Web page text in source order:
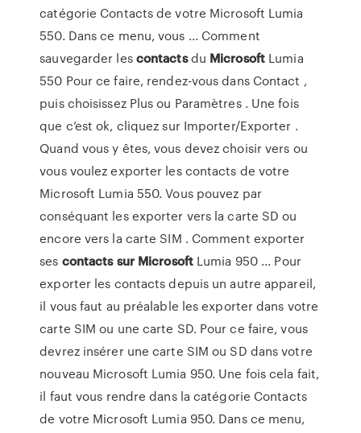
catégorie Contacts de votre Microsoft Lumia
550. Dans ce menu, vous ... Comment
sauvegarder lescontactsdu Microsoft Lumia
550 Pour ce faire, rendez-vous dans Contact ,
puis choisissez Plus ou Paramètres . Une fois
que c’est ok, cliquez sur Importer/Exporter .
Quand vous y êtes, vous devez choisir vers ou
vous voulez exporter les contacts de votre
Microsoft Lumia 550. Vous pouvez par
conséquant les exporter vers la carte SD ou
encore vers la carte SIM . Comment exporter
ses contacts sur MicrosoftLumia 950 ... Pour
exporter les contacts depuis un autre appareil,
il vous faut au préalable les exporter dans votre
carte SIM ou une carte SD. Pour ce faire, vous
devrez insérer une carte SIM ou SD dans votre
nouveau Microsoft Lumia 950. Une fois cela fait,
il faut vous rendre dans la catégorie Contacts
de votre Microsoft Lumia 950. Dans ce menu,